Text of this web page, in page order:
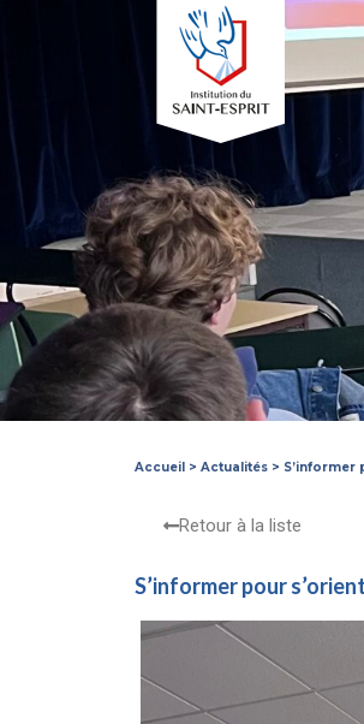
Accueil > Actualités > S’informer
Retour à la liste
S’informer pour